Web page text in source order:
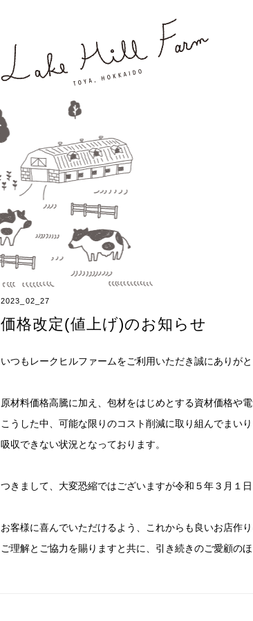
2023_02_27
価格改定(値上げ)のお知らせ
いつもレークヒルファームをご利用いただき誠にありがと
原材料価格高騰に加え、包材をはじめとする資材価格や
こうした中、可能な限りのコスト削減に取り組んでまい
吸収できない状況となっております。
つきまして、大変恐縮ではございますが令和５年３月１
お客様に喜んでいただけるよう、これからも良いお店作
ご理解とご協力を賜りますと共に、引き続きのご愛顧の